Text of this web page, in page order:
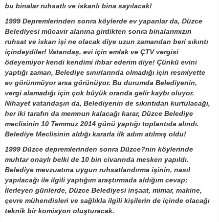
bu binalar ruhsatlı ve iskanlı bina sayılacak!
1999 Depremlerinden sonra köylerde ev yapanlar da, Düzce
Belediyesi mücavir alanına girdikten sonra binalarımızın
ruhsat ve iskan işi ne olacak diye uzun zamandan beri sıkıntı
içindeydiler! Vatandaş, evi için emlak ve ÇTV vergisi
ödeyemiyor kendi kendimi ihbar ederim diye! Çünkü evini
yaptığı zaman, Belediye sınırlarında olmadığı için resmiyette
ev görünmüyor arsa görünüyor. Bu durumda Belediyenin,
vergi alamadığı için çok büyük oranda gelir kaybı oluyor.
Nihayet vatandaşın da, Belediyenin de sıkıntıdan kurtulacağı,
her iki tarafın da memnun kalacağı karar, Düzce Belediye
meclisinin 10 Temmuz 2014 günü yaptığı toplantıda alındı.
Belediye Meclisinin aldığı kararla ilk adım atılmış oldu!
1999 Düzce depremlerinden sonra Düzce?nin köylerinde
muhtar onaylı belki de 10 bin civarında mesken yapıldı.
Belediye mevzuatına uygun ruhsatlandırma işinin, nasıl
yapılacağı ile ilgili yaptığım araştırmada aldığım cevap;
İlerleyen günlerde, Düzce Belediyesi inşaat, mimar, makine,
çevre mühendisleri ve sağlıkla ilgili kişilerin de içinde olacağı
teknik bir komisyon oluşturacak.